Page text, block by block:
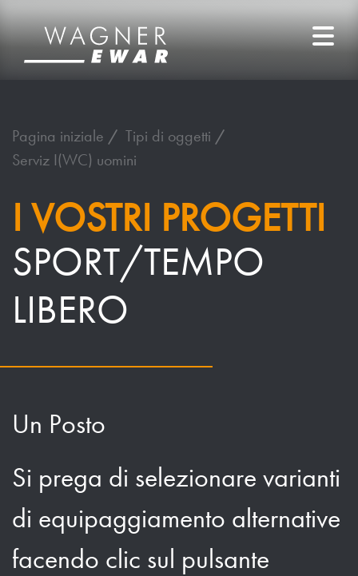
Pagina iniziale
Tipi di oggetti
Serviz I(WC) uomini
I VOSTRI PROGETTI
SPORT/TEMPO
LIBERO
Un Posto
Si prega di selezionare varianti
di equipaggiamento alternative
facendo clic sul pulsante